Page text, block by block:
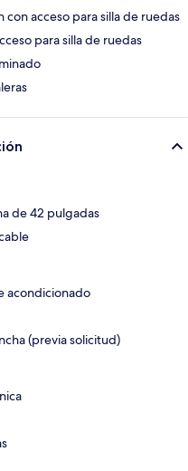
acceso para silla de ruedas
para silla de ruedas
de 42 pulgadas
acondicionado
(previa solicitud)